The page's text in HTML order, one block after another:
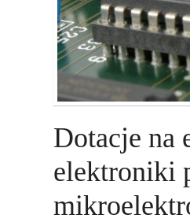
Dotacje na
elektroniki